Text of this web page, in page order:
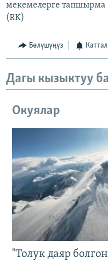
мекемелерге тапшырма
(RK)
Бөлүшүңүз
Дагы кызыктуу
Окуялар
"Толук даяр